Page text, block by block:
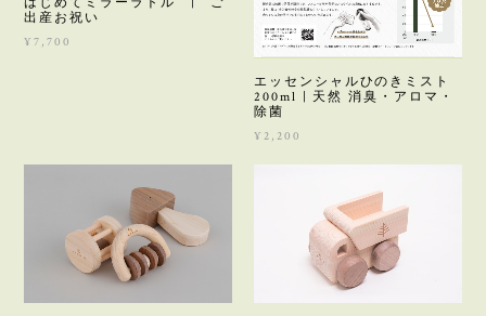
出産お祝い
¥7,700
エッセンシャルひのきミスト
200ml | 天然 消臭・アロマ・
除菌
¥2,200